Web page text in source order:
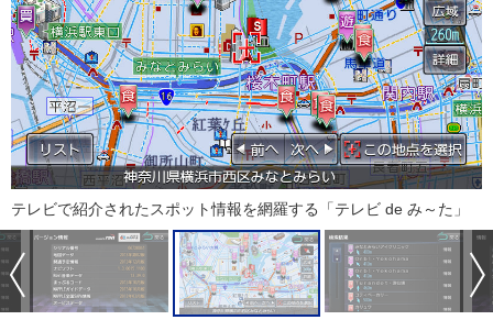
テレビで紹介されたスポット情報を網羅する「テレビ de み～た」